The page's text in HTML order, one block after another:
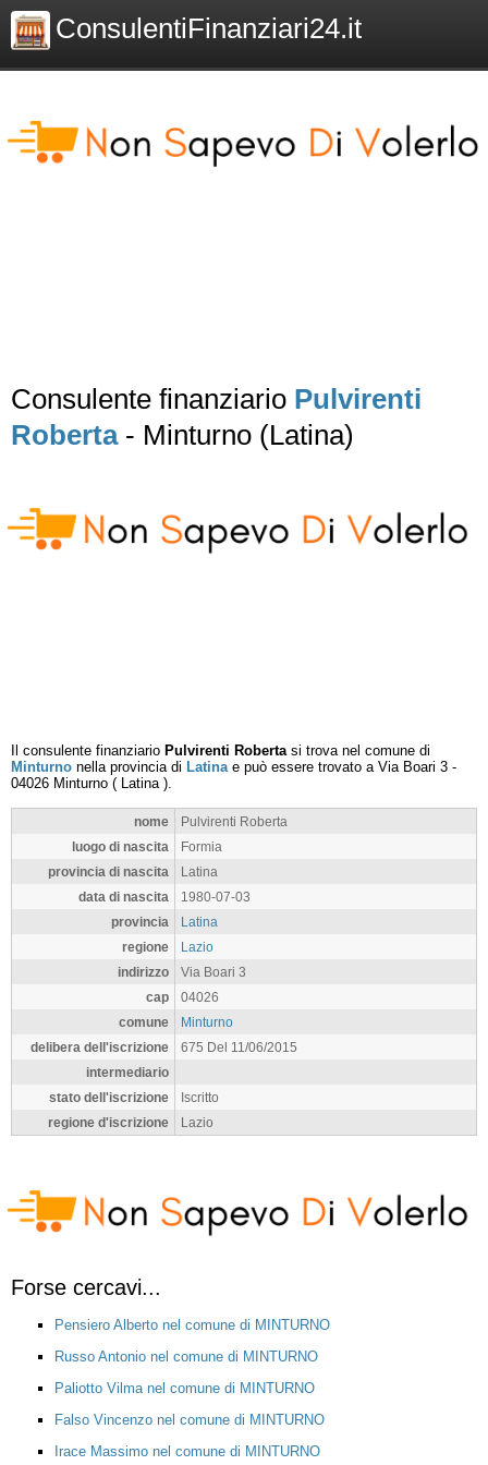
ConsulentiFinanziari24.it
Consulente finanziario Pulvirenti
Roberta- Minturno (Latina)
Il consulente finanziario Pulvirenti Robertasi trova nel comune di
Minturno nella provincia di Latinae può essere trovato a Via Boari 3 -
04026 Minturno ( Latina).
nome
Pulvirenti Roberta
luogo di nascita
Formia
provincia di nascita
Latina
data di nascita
1980-07-03
provincia
Latina
regione
Lazio
indirizzo
Via Boari 3
cap
04026
comune
Minturno
delibera dell'iscrizione
675 Del 11/06/2015
intermediario
stato dell'iscrizione
Iscritto
regione d'iscrizione
Lazio
Forse cercavi...
Pensiero Alberto nel comune di MINTURNO
Russo Antonio nel comune di MINTURNO
Paliotto Vilma nel comune di MINTURNO
Falso Vincenzo nel comune di MINTURNO
Irace Massimo nel comune di MINTURNO